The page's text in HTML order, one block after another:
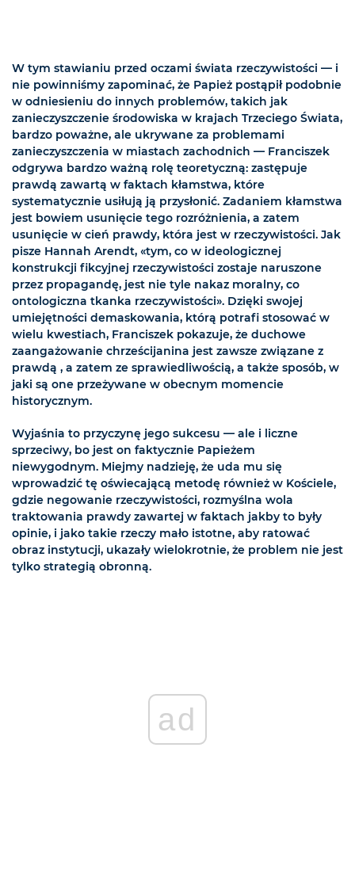
W tym stawianiu przed oczami świata rzeczywistości — i
nie powinniśmy zapominać, że Papież postąpił podobnie
w odniesieniu do innych problemów, takich jak
zanieczyszczenie środowiska w krajach Trzeciego Świata,
bardzo poważne, ale ukrywane za problemami
zanieczyszczenia w miastach zachodnich — Franciszek
odgrywa bardzo ważną rolę teoretyczną: zastępuje
prawdą zawartą w faktach kłamstwa, które
systematycznie usiłują ją przysłonić. Zadaniem kłamstwa
jest bowiem usunięcie tego rozróżnienia, a zatem
usunięcie w cień prawdy, która jest w rzeczywistości. Jak
pisze Hannah Arendt, «tym, co w ideologicznej
konstrukcji fikcyjnej rzeczywistości zostaje naruszone
przez propagandę, jest nie tyle nakaz moralny, co
ontologiczna tkanka rzeczywistości». Dzięki swojej
umiejętności demaskowania, którą potrafi stosować w
wielu kwestiach, Franciszek pokazuje, że duchowe
zaangażowanie chrześcijanina jest zawsze związane z
prawdą , a zatem ze sprawiedliwością, a także sposób, w
jaki są one przeżywane w obecnym momencie
historycznym.
Wyjaśnia to przyczynę jego sukcesu — ale i liczne
sprzeciwy, bo jest on faktycznie Papieżem
niewygodnym. Miejmy nadzieję, że uda mu się
wprowadzić tę oświecającą metodę również w Kościele,
gdzie negowanie rzeczywistości, rozmyślna wola
traktowania prawdy zawartej w faktach jakby to były
opinie, i jako takie rzeczy mało istotne, aby ratować
obraz instytucji, ukazały wielokrotnie, że problem nie jest
tylko strategią obronną.
ad